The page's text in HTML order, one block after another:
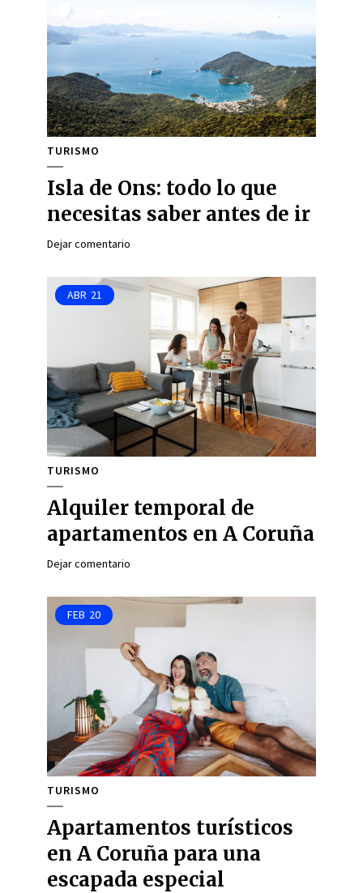
TURISMO
Isla de Ons: todo lo que
necesitas saber antes de ir
Dejar comentario
ABR 21
TURISMO
Alquiler temporal de
apartamentos en A Coruña
Dejar comentario
FEB 20
TURISMO
Apartamentos turísticos
en A Coruña para una
escapada especial